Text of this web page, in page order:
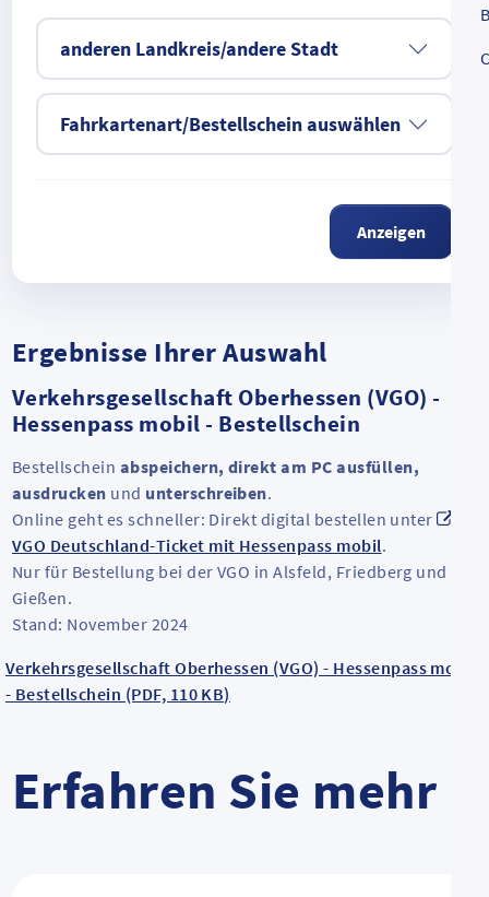
anderen Landkreis/andere Stadt
Fahrkartenart/Bestellschein auswählen
Anzeigen
Ergebnisse Ihrer Auswahl
Verkehrsgesellschaft Oberhessen (VGO) -
Hessenpass mobil - Bestellschein
Bestellschein abspeichern, direkt am PC ausfüllen,
ausdrucken und unterschreiben.
Online geht es schneller: Direkt digital bestellen unter
VGO Deutschland-Ticket mit Hessenpass mobil.
Nur für Bestellung bei der VGO in Alsfeld, Friedberg und
Gießen.
Stand: November 2024
Verkehrsgesellschaft Oberhessen (VGO) - Hessenpass mobil
- Bestellschein (PDF, 110 KB)
Erfahren Sie mehr